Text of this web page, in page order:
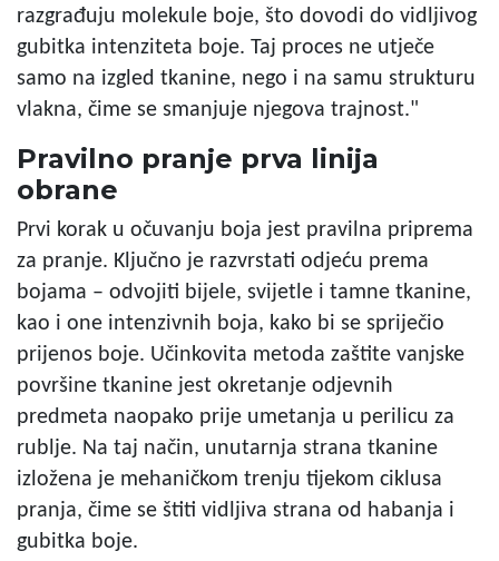
razgrađuju molekule boje, što dovodi do vidljivog
gubitka intenziteta boje. Taj proces ne utječe
samo na izgled tkanine, nego i na samu strukturu
vlakna, čime se smanjuje njegova trajnost."
Pravilno pranje prva linija
obrane
Prvi korak u očuvanju boja jest pravilna priprema
za pranje. Ključno je razvrstati odjeću prema
bojama – odvojiti bijele, svijetle i tamne tkanine,
kao i one intenzivnih boja, kako bi se spriječio
prijenos boje. Učinkovita metoda zaštite vanjske
površine tkanine jest okretanje odjevnih
predmeta naopako prije umetanja u perilicu za
rublje. Na taj način, unutarnja strana tkanine
izložena je mehaničkom trenju tijekom ciklusa
pranja, čime se štiti vidljiva strana od habanja i
gubitka boje.